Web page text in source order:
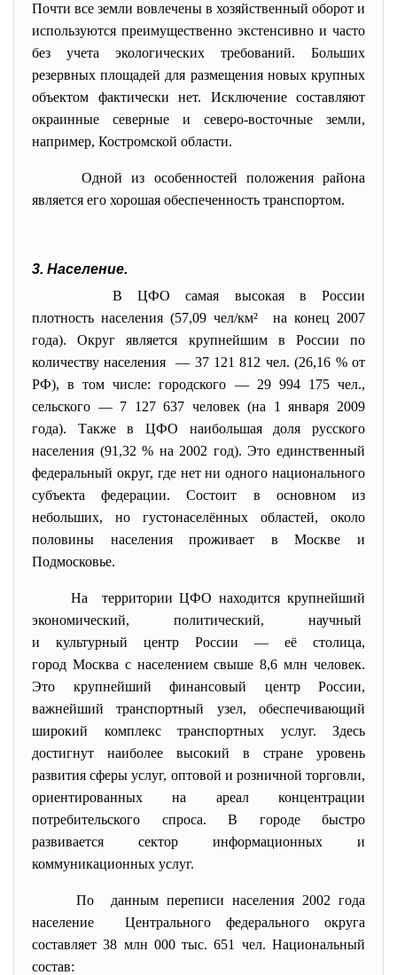
Почти все земли вовлечены в хозяйственный оборот и
используются преимущественно экстенсивно и часто
без учета экологических требований. Больших
резервных площадей для размещения новых крупных
объектом фактически нет. Исключение составляют
окраинные северные и северо-восточные земли,
например, Костромской области.
Одной из особенностей положения района
является его хорошая обеспеченность транспортом.
3. Население.
В ЦФО самая высокая в России
плотность населения (57,09 чел/км² на конец 2007
года). Округ является крупнейшим в России по
количеству населения — 37 121 812 чел. (26,16 % от
РФ), в том числе: городского — 29 994 175 чел.,
сельского — 7 127 637 человек (на 1 января 2009
года). Также в ЦФО наибольшая доля русского
населения (91,32 % на 2002 год). Это единственный
федеральный округ, где нет ни одного национального
субъекта федерации. Состоит в основном из
небольших, но густонаселённых областей, около
половины населения проживает в Москве и
Подмосковье.
На территории ЦФО находится крупнейший
экономический, политический, научный
и культурный центр России — её столица,
город Москва с населением свыше 8,6 млн человек.
Это крупнейший финансовый центр России,
важнейший транспортный узел, обеспечивающий
широкий комплекс транспортных услуг. Здесь
достигнут наиболее высокий в стране уровень
развития сферы услуг, оптовой и розничной торговли,
ориентированных на ареал концентрации
потребительского спроса. В городе быстро
развивается сектор информационных и
коммуникационных услуг.
По данным переписи населения 2002 года
население Центрального федерального округа
составляет 38 млн 000 тыс. 651 чел. Национальный
состав: